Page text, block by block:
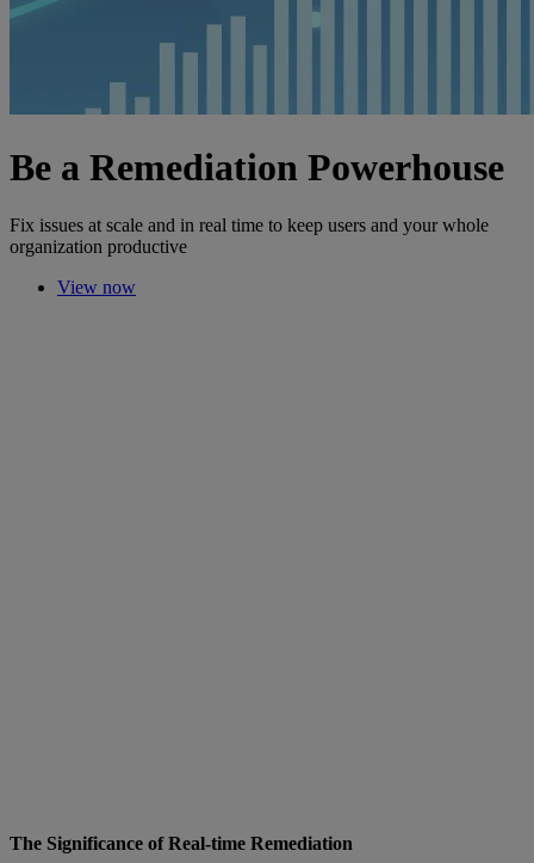
Be a Remediation Powerhouse
Fix issues at scale and in real time to keep users and your whole
organization productive
View now
The Significance of Real-time Remediation